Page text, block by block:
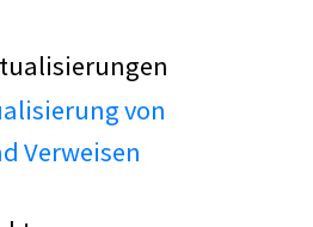
von
Verweisen